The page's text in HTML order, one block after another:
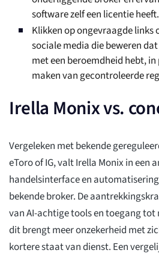
software zelf een licentie heeft.
Klikken op ongevraagde links
sociale media die beweren
met een beroemdheid hebt,
maken van gecontroleerde
Irella Monix vs.
Vergeleken met bekende
eToro of IG, valt Irella Monix in een
handelsinterface en
bekende broker. De
van AI-achtige tools en toegang
dit brengt meer onzekerheid met
kortere staat van dienst. Een